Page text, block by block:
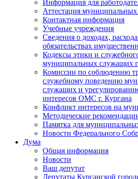
Информация для
Аттестация
Контактная информация
Учебные учреждения
Сведения о доходах,
обязательствах
Кодексы этики и
муниципальных служащих
Комиссии по соблюдению
служебному поведению
служащих и
интересов ОМС г. Кургана
Конфликт интересов на
Методические
Памятка для
Новости Федерального
Дума
Общая информация
Новости
Ваш депутат
Депутаты Курганской